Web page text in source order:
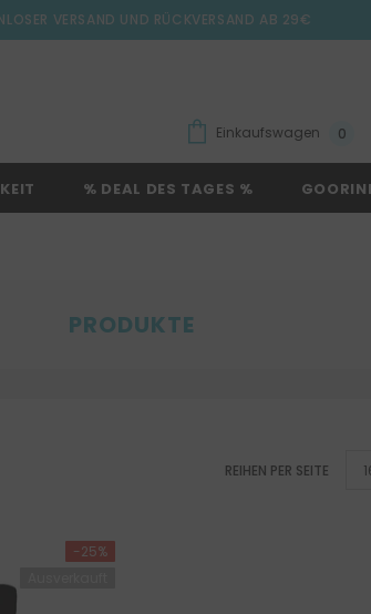
VERSAND UND RÜCKVERSAND AB 29€
Einkaufswagen 0
% DEAL DES TAGES %
PRODUKTE
REIHEN PER SEITE
-25%